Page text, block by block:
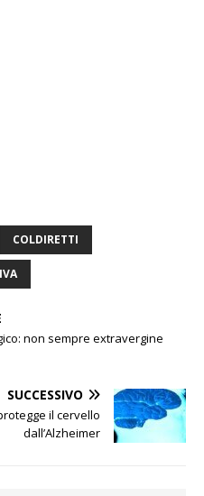
COLDIRETTI
non sempre extravergine
SUCCESSIVO
il cervello
dall’Alzheimer